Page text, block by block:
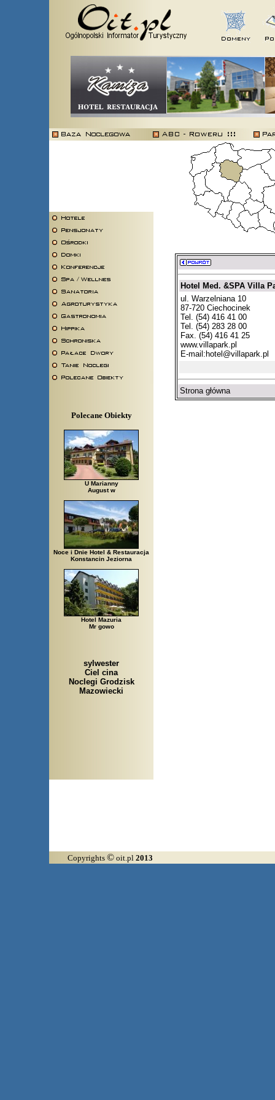
Polecane Obiekty
U Marianny
August w
Noce i Dnie Hotel & Restauracja
Konstancin Jeziorna
Hotel Mazuria
Mr gowo
sylwester
Ciel cina
Noclegi Grodzisk
Mazowiecki
Hotel Med. &SPA Villa
ul. Warzelniana 10
87-720 Ciechocinek
Tel. (54) 416 41 00
Tel. (54) 283 28 00
Fax. (54) 416 41 25
www.villapark.pl
E-mail: hotel@villapark.pl
Strona główna
Copyrights © oit.pl 2013